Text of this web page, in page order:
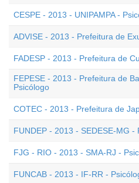
CESPE - 2013 - UNIPAMPA -
ADVISE - 2013 - Prefeitura de
FADESP - 2013 - Prefeitura de
FEPESE - 2013 - Prefeitura de
Psicólogo
COTEC - 2013 - Prefeitura de
FUNDEP - 2013 - SEDESE-MG -
FJG - RIO - 2013 - SMA-RJ -
FUNCAB - 2013 - IF-RR -